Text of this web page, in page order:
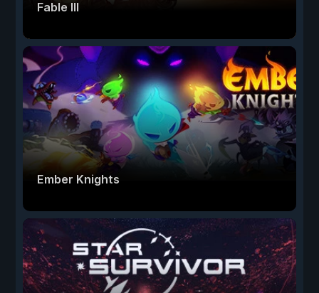
Fable III
Ember Knights